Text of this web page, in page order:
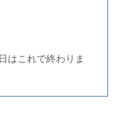
はこれで終わりま